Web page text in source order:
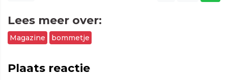
Lees meer over:
Magazine bommetje
Plaats reactie